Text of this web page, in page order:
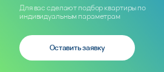
Для вас сделают подбор квартиры по
индивидуальным параметрам
Оставить заявку